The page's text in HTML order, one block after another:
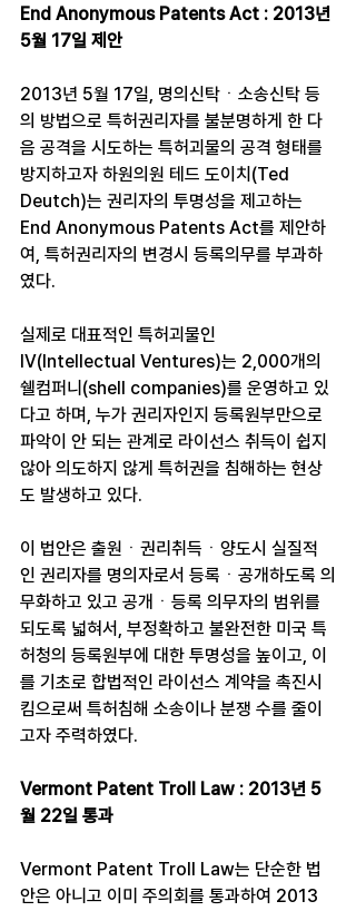
End Anonymous Patents Act : 2013년
5월 17일 제안
2013년 5월 17일, 명의신탁ㆍ소송신탁 등
의 방법으로 특허권리자를 불분명하게 한 다
음 공격을 시도하는 특허괴물의 공격 형태를
방지하고자 하원의원 테드 도이치(Ted
Deutch)는 권리자의 투명성을 제고하는
End Anonymous Patents Act를 제안하
여, 특허권리자의 변경시 등록의무를 부과하
였다.
실제로 대표적인 특허괴물인
IV(Intellectual Ventures)는 2,000개의
쉘컴퍼니(shell companies)를 운영하고 있
다고 하며, 누가 권리자인지 등록원부만으로
파악이 안 되는 관계로 라이선스 취득이 쉽지
않아 의도하지 않게 특허권을 침해하는 현상
도 발생하고 있다.
이 법안은 출원ㆍ권리취득ㆍ양도시 실질적
인 권리자를 명의자로서 등록ㆍ공개하도록 의
무화하고 있고 공개ㆍ등록 의무자의 범위를
되도록 넓혀서, 부정확하고 불완전한 미국 특
허청의 등록원부에 대한 투명성을 높이고, 이
를 기초로 합법적인 라이선스 계약을 촉진시
킴으로써 특허침해 소송이나 분쟁 수를 줄이
고자 주력하였다.
Vermont Patent Troll Law : 2013년 5
월 22일 통과
Vermont Patent Troll Law는 단순한 법
안은 아니고 이미 주의회를 통과하여 2013